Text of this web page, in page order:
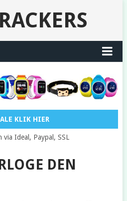
KLIK HIER
via Ideal, Paypal, SSL
DEN